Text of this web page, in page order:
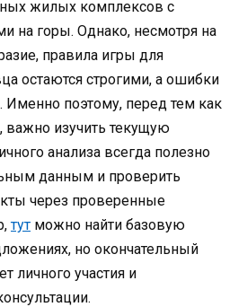
жилых комплексов с
на горы. Однако, несмотря на
правила игры для
остаются строгими, а ошибки
Именно поэтому, перед тем как
важно изучить текущую
анализа всегда полезно
данным и проверить
через проверенные
тут можно найти базовую
но окончательный
личного участия и